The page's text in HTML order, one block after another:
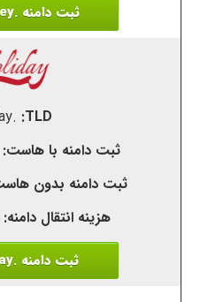
ثبت دامنه .hockey ارزان
.holiday
ثبت دامنه .holiday ارزان